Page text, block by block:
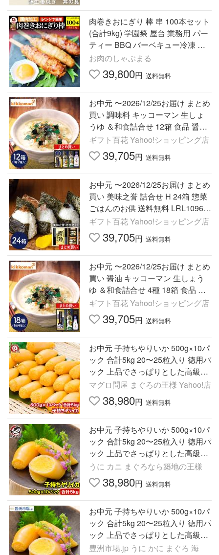
肉巻きおにぎり 棒 串 100本セット
(合計9kg) 学園祭 屋台 業務用 パー
ティー BBQ バーベキュー冷凍 惣
菜 お弁当 あすつく レンチン 冷食
送料無料 爆買
お肉のしゃぶまる
39,800円 送料無料
お中元 〜2026/12/25お届け まとめ
買い 調味料 キッコーマン 生しょ
うゆ ＆和食詰合せ 12箱 食品 醤油
送料無料 LRL1066037-12 御中元
ギフト百花 Yahoo!ショッピング店
39,705円 送料無料
お中元 〜2026/12/25お届け まとめ
買い 美味之誉 詰合せ H 24箱 惣菜
ごはんのお供 送料無料 LRL10960
10-24 御中元
ギフト百花 Yahoo!ショッピング店
39,705円 送料無料
お中元 〜2026/12/25お届け まとめ
買い 醤油 キッコーマン 生しょう
ゆ ＆和食詰合せ 4種 18箱 食品 送
料無料 LRL1066016-18 御中元
ギフト百花 Yahoo!ショッピング店
39,705円 送料無料
お中元 子持ちやりいか 500g×10パ
ック 合計5kg 20〜25粒入り 徳用パ
ック 上品でさっぱりとした高級
感。子持ちヤリイカ いか
マグロ問屋 まぐろの王様 Yahoo!店
38,980円 送料無料
お中元 子持ちやりいか 500g×10パ
ック 合計5kg 20〜25粒入り 徳用パ
ック 上品でさっぱりとした高級
感。子持ちヤリイカ いか
うに カニ まぐろなら築地の王様
38,980円 送料無料
お中元 子持ちやりいか 500g×10パ
ック 合計5kg 20〜25粒入り 徳用パ
ック 上品でさっぱりとした高級
感。子持ちヤリイカ いか
豊洲市場.jp うに かに まぐろ 海